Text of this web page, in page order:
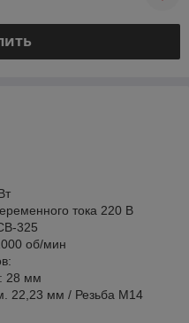
тока 220 В
325
об/мин
28 мм
22,23 мм / Резьба М14